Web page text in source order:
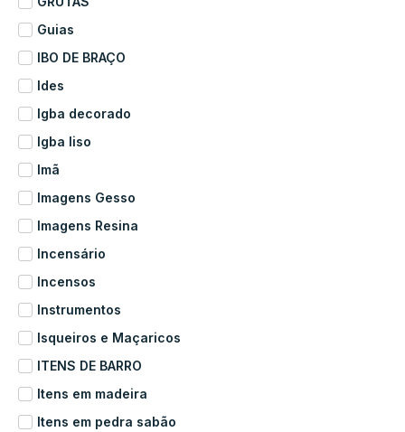
Guias
IBO DE BRAÇO
Ides
Igba decorado
Igba liso
Imã
Imagens Gesso
Imagens Resina
Incensário
Incensos
Instrumentos
Isqueiros e Maçaricos
ITENS DE BARRO
Itens em madeira
Itens em pedra sabão